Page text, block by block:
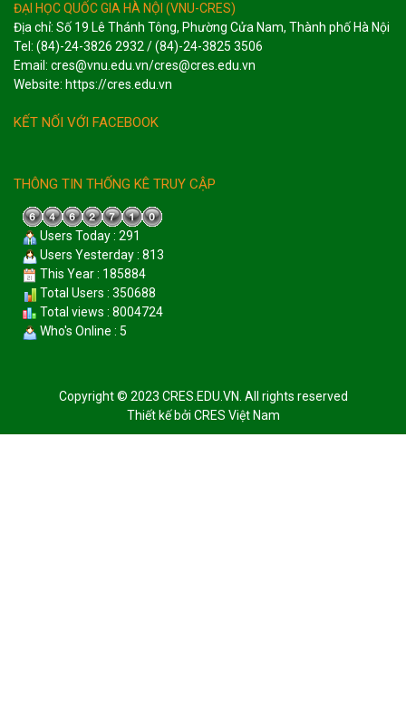
ĐẠI HỌC QUỐC GIA HÀ NỘI (VNU-CRES)
Địa chỉ: Số 19 Lê Thánh Tông, Phường Cửa Nam, Thành phố Hà Nội
Tel: (84)-24-3826 2932 / (84)-24-3825 3506
Email: cres@vnu.edu.vn/cres@cres.edu.vn
Website: https://cres.edu.vn
KẾT NỐI VỚI FACEBOOK
THÔNG TIN THỐNG KÊ TRUY CẬP
Users Today : 291
Users Yesterday : 813
This Year : 185884
Total Users : 350688
Total views : 8004724
Who's Online : 5
Copyright © 2023 CRES.EDU.VN. All rights reserved
Thiết kế bởi CRES Việt Nam